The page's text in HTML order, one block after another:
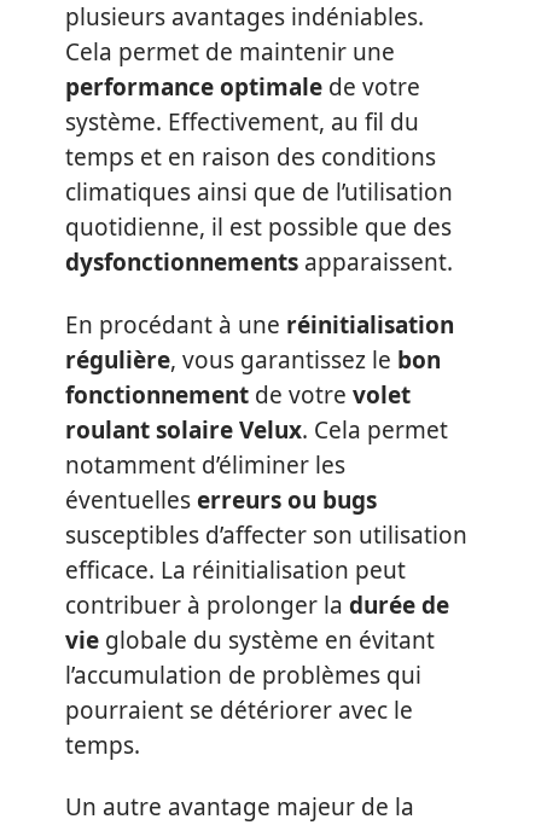
plusieurs avantages indéniables.
Cela permet de maintenir une
performance optimale de votre
système. Effectivement, au fil du
temps et en raison des conditions
climatiques ainsi que de l’utilisation
quotidienne, il est possible que des
dysfonctionnements apparaissent.
En procédant à une réinitialisation
régulière, vous garantissez le bon
fonctionnement de votre volet
roulant solaire Velux. Cela permet
notamment d’éliminer les
éventuelleserreurs ou bugs
susceptibles d’affecter son utilisation
efficace. La réinitialisation peut
contribuer à prolonger la durée de
vie globale du système en évitant
l’accumulation de problèmes qui
pourraient se détériorer avec le
temps.
Un autre avantage majeur de la